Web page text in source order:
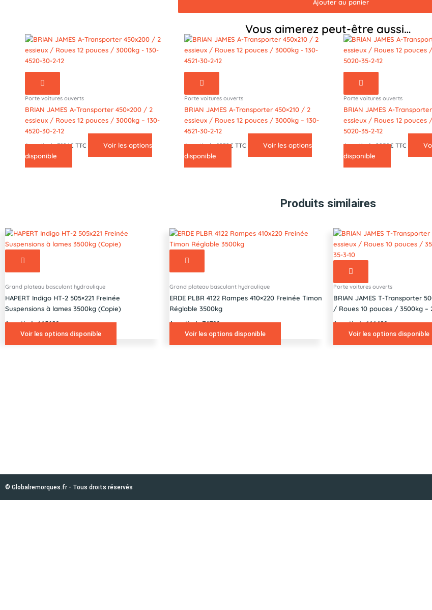
/
5521-
Ajouter au panier
Vous aimerez peut-être aussi…
Porte voitures ouverts
BRIAN JAMES A-Transporter 450×200 / 2
essieux / Roues 12 pouces / 3000kg – 130-
4520-30-2-12
A partir de 7896€ TTC
Voir les options
disponible
Porte voitures ouverts
BRIAN JAMES A-Transporter 450×210 / 2
essieux / Roues 12 pouces / 3000kg – 130-
4521-30-2-12
A partir de 8232€ TTC
Voir les options
disponible
Porte voitures ouverts
BRIAN JAMES A-
essieux / Roues 12 pouces
5020-35-2-12
A partir de 9252€ TTC
disponible
Produits similaires
Grand plateau basculant hydraulique
HAPERT Indigo HT-2 505×221 Freinée
Suspensions à lames 3500kg (Copie)
A partir de 11568€
Voir les options disponible
Grand plateau basculant hydraulique
ERDE PLBR 4122 Rampes 410×220 Freinée Timon
Réglable 3500kg
A partir de 7470€
Voir les options disponible
Porte voitures ouverts
BRIAN JAMES T-Transporter
/ Roues 10 pouces / 3500kg –
A partir de 11148€
Voir les options disponible
© Globalremorques.fr - Tous droits réservés